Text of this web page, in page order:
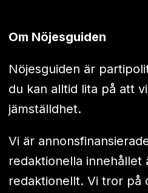
Om Nöjesguiden
Nöjesguiden är
du kan alltid lita på att
jämställdhet.
Vi är
redaktionella innehållet
redaktionellt. Vi tror på